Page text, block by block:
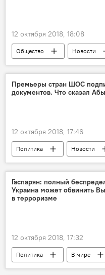
12 октября 2018, 18:08
Общество Новости
Инфографика
Мультимедиа
рынок
магазин
Премьеры стран ШОС
документов. Что сказал
12 октября 2018, 17:46
Политика Новости
Мухаммедкалый Абылгазиев
Гаспарян: полный
Украина может обвинить
в терроризме
12 октября 2018, 17:32
Политика
В мире
Радио Sputnik Кыргызстан